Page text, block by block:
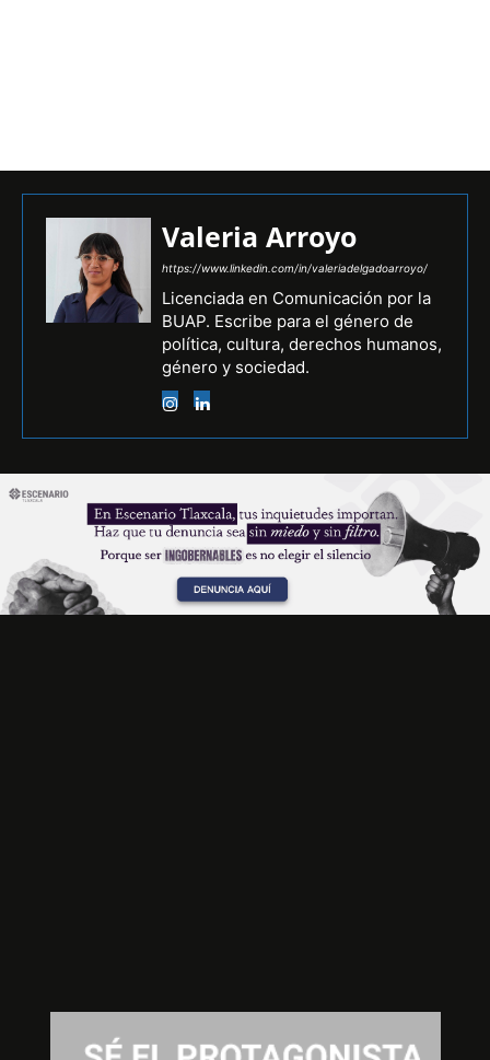
Valeria Arroyo
https://www.linkedin.com/in/valeriadelgadoarroyo/
Licenciada en Comunicación por la
BUAP. Escribe para el género de
política, cultura, derechos humanos,
género y sociedad.